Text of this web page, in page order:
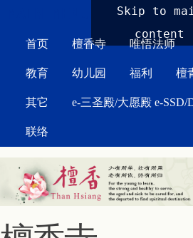
Skip to
content
首页 檀香寺 唯悟法师
教育 幼儿园 福利 檀
其它 e-三圣殿/大愿殿 e-SSD/
联络